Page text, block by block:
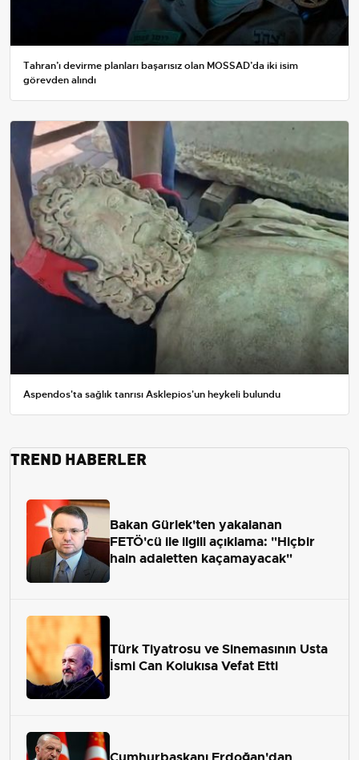
Tahran’ı devirme planları başarısız olan MOSSAD’da iki isim
görevden alındı
Aspendos'ta sağlık tanrısı Asklepios'un heykeli bulundu
TREND HABERLER
Bakan Gürlek'ten yakalanan
FETÖ'cü ile ilgili açıklama: "Hiçbir
hain adaletten kaçamayacak"
Türk Tiyatrosu ve Sinemasının Usta
İsmi Can Kolukısa Vefat Etti